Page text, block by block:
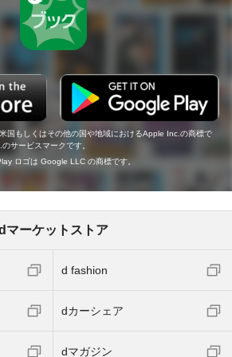
国もしくはその他の国や地域におけるApple Inc.の商標で
サービスマークです。
ロゴは Google LLC の商標です。
マーケットストア
d fashion
dカーシェア
dマガジン